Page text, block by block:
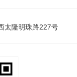
太隆明珠路227号